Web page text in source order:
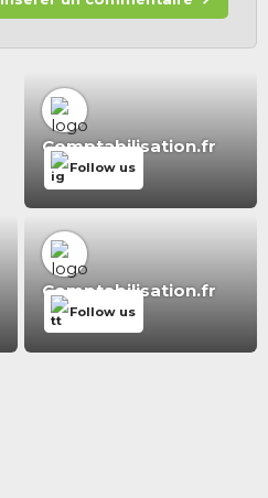
Comptabilisation.fr
Follow us
Comptabilisation.fr
Follow us